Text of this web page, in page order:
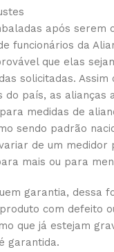
após serem
funcionários da
que elas
solicitadas. Assim
do país, as alianças
medidas de
sendo padrão
de um medidor
mais ou para
garantia, dessa
com defeito
que já estejam
garantida.